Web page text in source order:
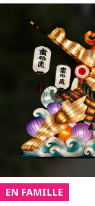
EN FAMILLE